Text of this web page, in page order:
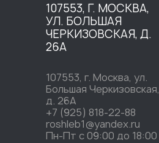
107553, Г. МОСКВА,
УЛ. БОЛЬШАЯ
ЧЕРКИЗОВСКАЯ, Д.
26А
107553, г. Москва, ул.
Большая Черкизовская,
д. 26А
+7 (925) 818-22-88
roshleb1@yandex.ru
Пн-Пт c 09:00 до 18:00